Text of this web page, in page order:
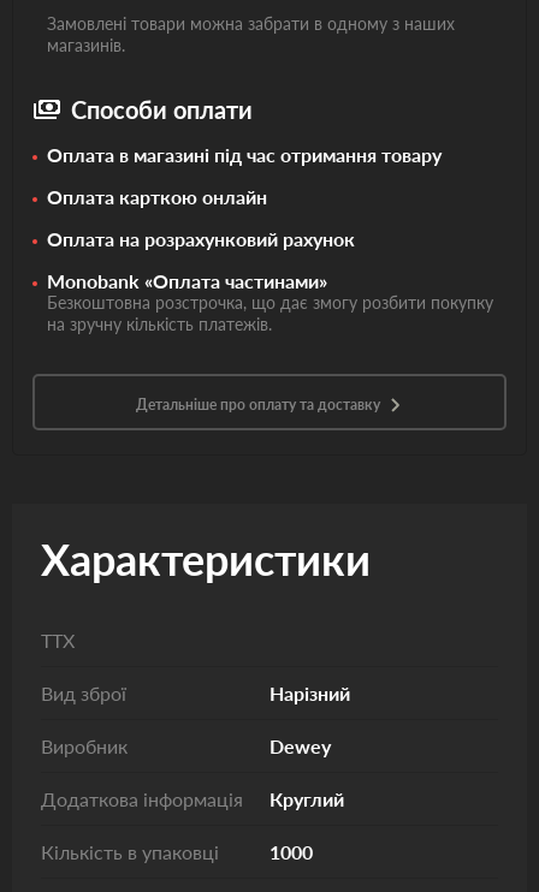
Замовлені товари можна забрати в одному з наших
магазинів.
Способи оплати
Оплата в магазині під час отримання товару
Оплата карткою онлайн
Оплата на розрахунковий рахунок
Monobank «Оплата частинами»
Безкоштовна розстрочка, що дає змогу розбити покупку
на зручну кількість платежів.
Детальніше про оплату та доставку
Характеристики
ТТХ
Вид зброї Нарізний
Виробник Dewey
Додаткова інформація Круглий
Кількість в упаковці 1000